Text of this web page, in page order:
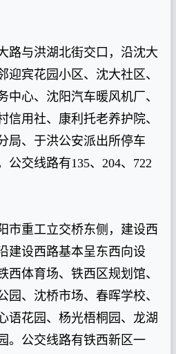
与洪湖北街交口，沿沈大
迎宾花园小区、沈大社区、
中心、沈阳汽车暖风机厂、
信用社、康利托老养护院、
局、于洪公安派出所停车
公交线路有135、204、722
重工立交桥东侧，建设西
建设西路基本呈东西向设
西体育场、铁西区规划馆、
园、沈桥市场、春晖学校、
语花园、杨光梧桐园、龙湖
。公交线路有铁西新区一